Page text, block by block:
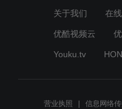
关于我们 在
优酷视频云
Youku.tv
营业执照 信息网络